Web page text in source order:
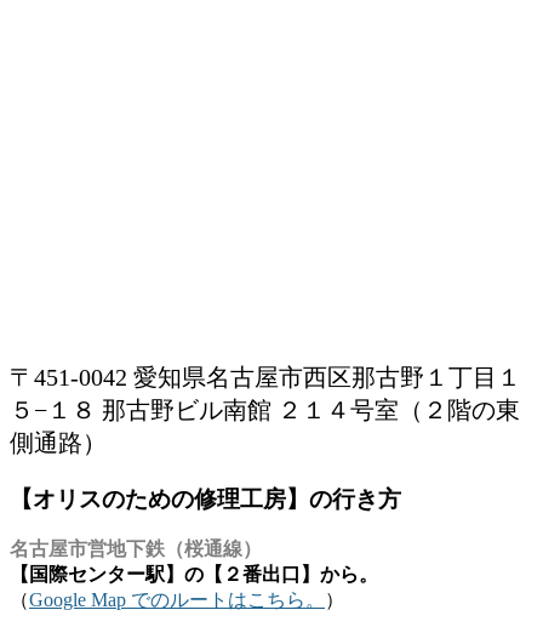
〒451-0042 愛知県名古屋市西区那古野１丁目１
５−１８ 那古野ビル南館 ２１４号室（２階の東
側通路）
【オリスのための修理工房】の行き方
名古屋市営地下鉄（桜通線）
【国際センター駅】の【２番出口】から。
（Google Map でのルートはこちら。 ）